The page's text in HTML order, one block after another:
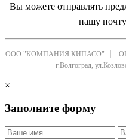
Вы можете отправлять
нашу
ООО "КОМПАНИЯ КИПАСО"
г.Волгоград,
×
Заполните форму